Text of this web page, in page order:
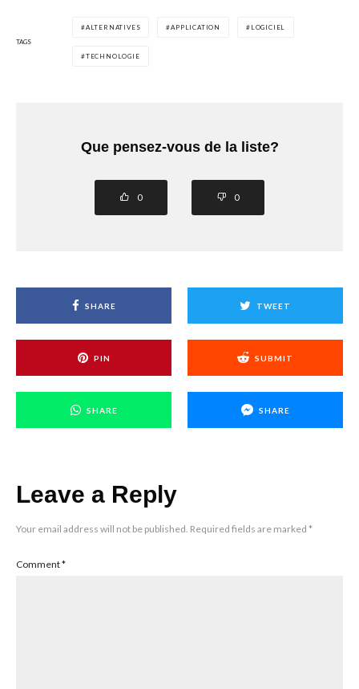
TAGS
ALTERNATIVES APPLICATION LOGICIEL
TECHNOLOGIE
Que pensez-vous de la liste?
0 0
SHARE TWEET
PIN SUBMIT
SHARE SHARE
Leave a Reply
Your email address will not be published. Required fields are marked *
Comment*